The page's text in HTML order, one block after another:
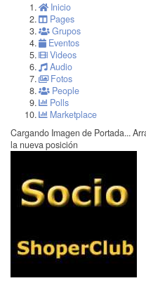
Inicio
Pages
Grupos
Eventos
Videos
Audio
Fotos
People
Polls
Marketplace
Cargando Imagen de Portada...
la nueva posición